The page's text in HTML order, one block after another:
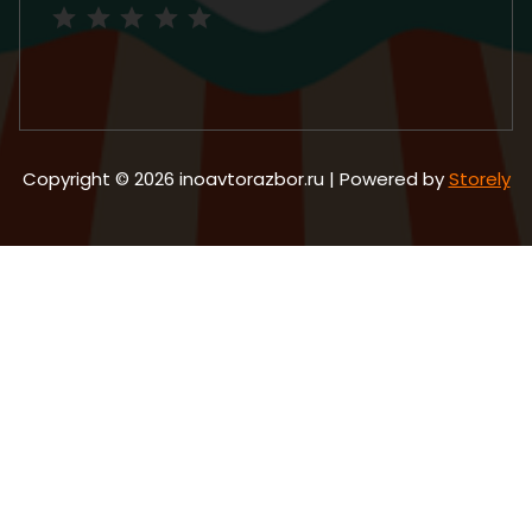
Copyright © 2026 inoavtorazbor.ru | Powered byStorely